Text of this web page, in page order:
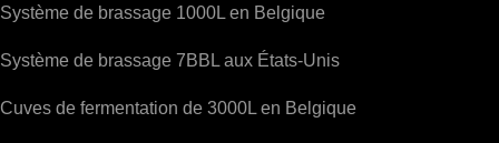
Système de brassage 1000L en Belgique
Système de brassage 7BBL aux États-Unis
Cuves de fermentation de 3000L en Belgique